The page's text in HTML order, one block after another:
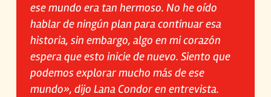
ese mundo era tan hermoso. No he oído
hablar de ningún plan para continuar esa
historia, sin embargo, algo en mi corazón
espera que esto inicie de nuevo. Siento que
podemos explorar mucho más de ese
mundo», dijo Lana Condor en entrevista.